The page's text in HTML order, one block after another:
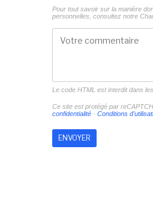
Pour tout savoir sur la manière
personnelles, consultez notre
Le code HTML est interdit dans
Ce site est protégé par
confidentialité- Conditions